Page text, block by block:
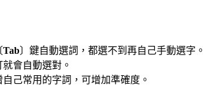
Tab〕鍵自動選詞，都選不到再自己手動選字。
會自動選對。
自己常用的字詞，可增加準確度。